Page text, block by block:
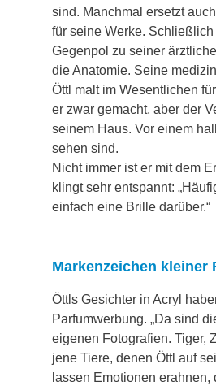
sind. Manchmal ersetzt
für seine Werke.
Gegenpol zu seiner
die Anatomie. Seine
Öttl malt im Wesentlichen
er zwar gemacht, aber der
seinem Haus. Vor einem
sehen sind.
Nicht immer ist er mit dem
klingt sehr entspannt:
einfach eine Brille darüber.“
Markenzeichen kleiner
Öttls Gesichter in Acryl
Parfumwerbung. „Da sind
eigenen Fotografien. Tiger,
jene Tiere, denen Öttl auf
lassen Emotionen